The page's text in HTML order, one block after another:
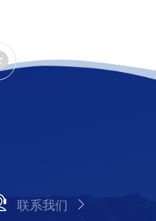
联系我们